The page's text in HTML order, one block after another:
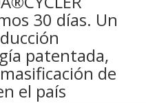
30 días. Un
patentada,
de
el país